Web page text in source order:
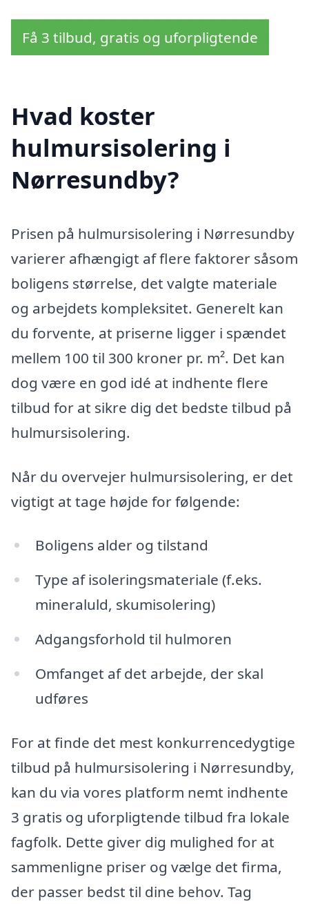
Få 3 tilbud, gratis og uforpligtende
Hvad koster
hulmursisolering i
Nørresundby?
Prisen på hulmursisolering i Nørresundby
varierer afhængigt af flere faktorer såsom
boligens størrelse, det valgte materiale
og arbejdets kompleksitet. Generelt kan
du forvente, at priserne ligger i spændet
mellem 100 til 300 kroner pr. m². Det kan
dog være en god idé at indhente flere
tilbud for at sikre dig det bedste tilbud på
hulmursisolering.
Når du overvejer hulmursisolering, er det
vigtigt at tage højde for følgende:
Boligens alder og tilstand
Type af isoleringsmateriale (f.eks.
mineraluld, skumisolering)
Adgangsforhold til hulmoren
Omfanget af det arbejde, der skal
udføres
For at finde det mest konkurrencedygtige
tilbud på hulmursisolering i Nørresundby,
kan du via vores platform nemt indhente
3 gratis og uforpligtende tilbud fra lokale
fagfolk. Dette giver dig mulighed for at
sammenligne priser og vælge det firma,
der passer bedst til dine behov. Tag